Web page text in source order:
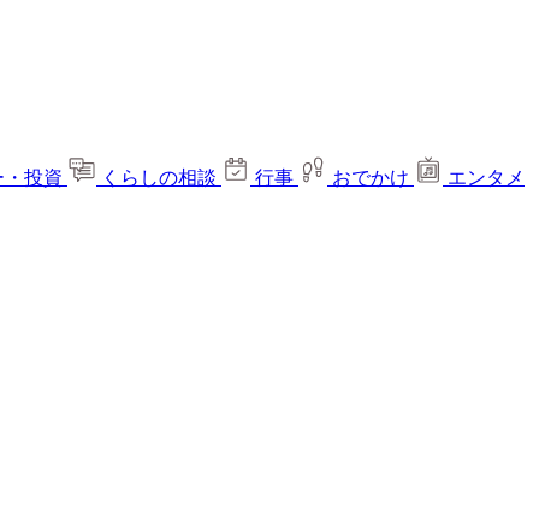
・投資 くらしの相談 行事 おでかけ
エンタメ